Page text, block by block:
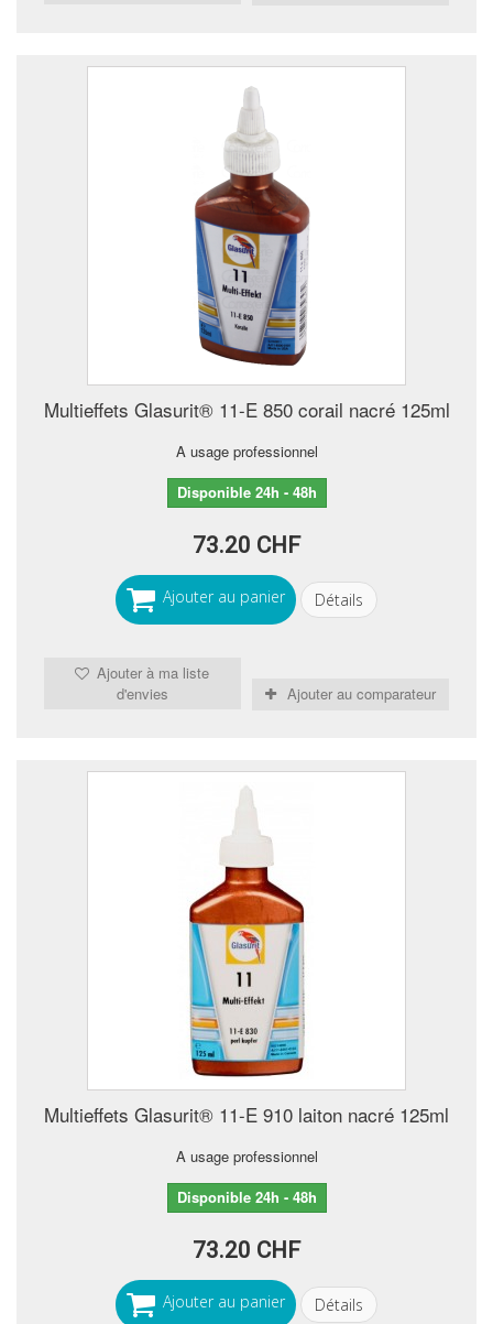
Multieffets Glasurit® 11-E 850 corail nacré 125ml
A usage professionnel
Disponible 24h - 48h
73.20 CHF
Ajouter au panier Détails
Ajouter à ma liste
d'envies
Ajouter au comparateur
Multieffets Glasurit® 11-E 910 laiton nacré 125ml
A usage professionnel
Disponible 24h - 48h
73.20 CHF
Ajouter au panier Détails